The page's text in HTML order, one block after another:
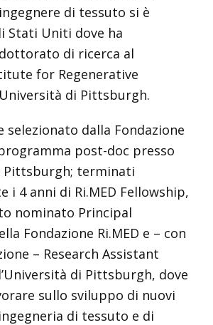
di tessuto si è
Stati Uniti dove ha
di ricerca al
for Regenerative
di Pittsburgh.
selezionato dalla Fondazione
post-doc presso
Pittsburgh; terminati
i 4 anni di Ri.MED Fellowship,
nominato Principal
Fondazione Ri.MED e – con
– Research Assistant
di Pittsburgh, dove
sullo sviluppo di nuovi
di tessuto e di